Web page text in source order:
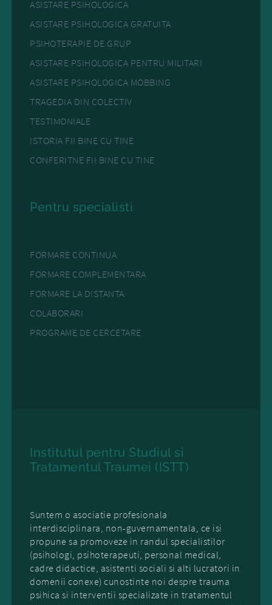
ASISTARE PSIHOLOGICA
ASISTARE PSIHOLOGICA GRATUITA
PSIHOTERAPIE DE GRUP
ASISTARE PSIHOLOGICA PENTRU MILITARI
ASISTARE PSIHOLOGICA MOBBING
TRAGEDIA DIN COLECTIV
TESTIMONIALE
ISTORIA FII BINE CU TINE
CONFERITNE FII BINE CU TINE
Pentru specialisti
FORMARE CONTINUA
FORMARE COMPLEMENTARA
FORMARE LA DISTANTA
COLABORARI
PROGRAME DE CERCETARE
Institutul pentru Studiul si
Tratamentul Traumei (ISTT)
Suntem o asociatie profesionala
interdisciplinara, non-guvernamentala, ce isi
propune sa promoveze in randul specialistilor
(psihologi, psihoterapeuti, personal medical,
cadre didactice, asistenti sociali si alti lucratori in
domenii conexe) cunostinte noi despre trauma
psihica si interventii specializate in tratamentul